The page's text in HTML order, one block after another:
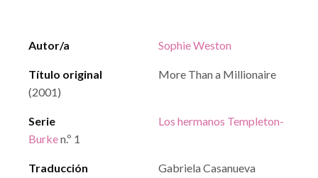
Autor/a Sophie Weston
Título original
More Than a Millionaire
(2001)
Serie
Los hermanos Templeton-
Burken.º 1
Traducción
Gabriela Casanueva